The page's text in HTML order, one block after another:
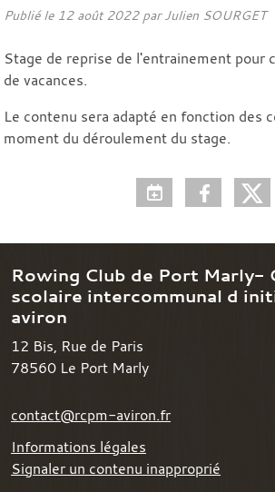
Publié le 12 août 2022par Julien SOURGET
Stage de reprise de l'entrainement pour
de vacances.
Le contenu sera adapté en fonction des
moment du déroulement du stage.
Rowing Club de Port Marly-
scolaire intercommunal d
aviron
12 Bis, Rue de Paris
78560 Le Port Marly
contact@rcpm-aviron.fr
Informations légales
Signaler un contenu inapproprié